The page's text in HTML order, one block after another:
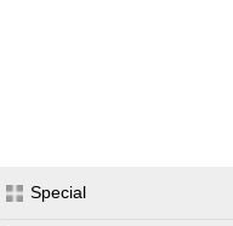
Special